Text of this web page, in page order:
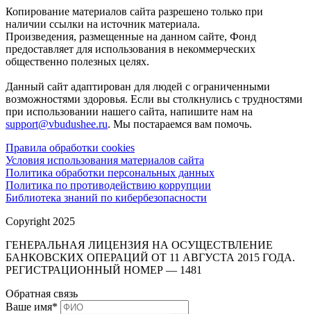
Копирование материалов сайта разрешено только при
наличии ссылки на источник материала.
Произведения, размещенные на данном сайте, Фонд
предоставляет для использования в некоммерческих
общественно полезных целях.
Данный сайт адаптирован для людей с ограниченными
возможностями здоровья. Если вы столкнулись с трудностями
при использовании нашего сайта, напишите нам на
support@vbudushee.ru. Мы постараемся вам помочь.
Правила обработки cookies
Условия использования материалов сайта
Политика обработки персональных данных
Политика по противодействию коррупции
Библиотека знаний по кибербезопасности
Copyright 2025
ГЕНЕРАЛЬНАЯ ЛИЦЕНЗИЯ НА ОСУЩЕСТВЛЕНИЕ
БАНКОВСКИХ ОПЕРАЦИЙ ОТ 11 АВГУСТА 2015 ГОДА.
РЕГИСТРАЦИОННЫЙ НОМЕР — 1481
Обратная связь
Ваше имя*